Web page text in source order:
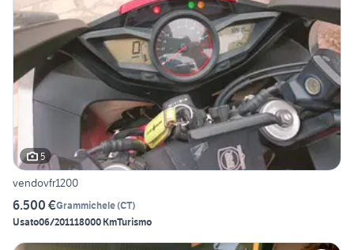
5
vendovfr1200
6.500 €Grammichele(CT)
Usato06/201118000 KmTurismo